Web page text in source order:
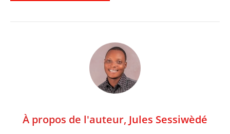
À propos de l'auteur, Jules Sessiwèdé